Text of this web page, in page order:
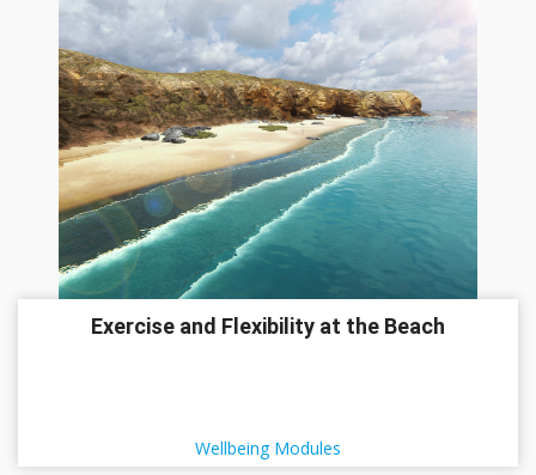
Exercise and Flexibility at the Beach
Wellbeing Modules